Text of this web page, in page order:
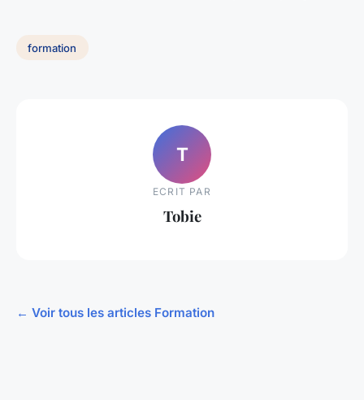
formation
T
ECRIT PAR
Tobie
← Voir tous les articles Formation